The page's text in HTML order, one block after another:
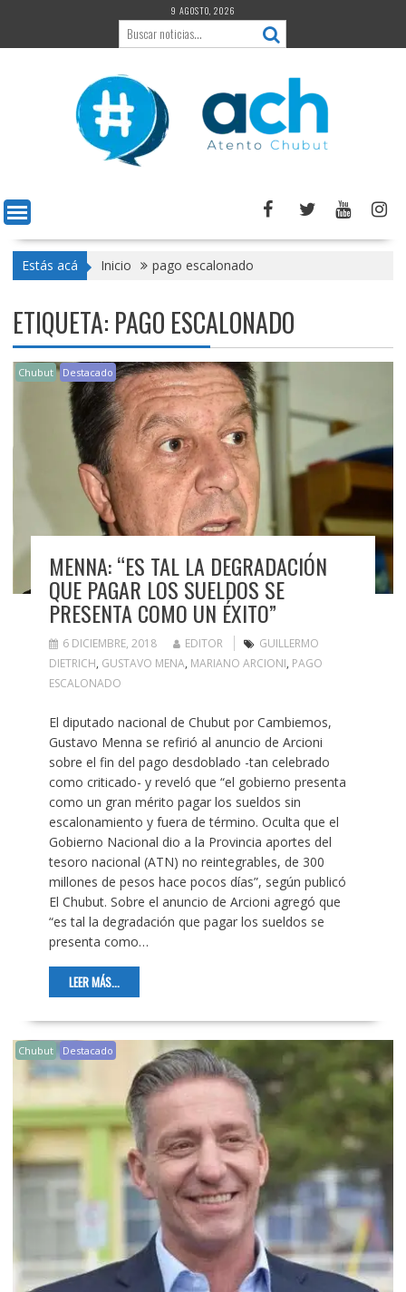
contenido
9 AGOSTO, 2026
Estás acá Inicio pago escalonado
ETIQUETA: PAGO ESCALONADO
Chubut Destacado
MENNA: “ES TAL LA DEGRADACIÓN
QUE PAGAR LOS SUELDOS SE
PRESENTA COMO UN ÉXITO”
6 DICIEMBRE, 2018 EDITOR
GUILLERMO
DIETRICH, GUSTAVO MENA, MARIANO ARCIONI, PAGO
ESCALONADO
El diputado nacional de Chubut por Cambiemos,
Gustavo Menna se refirió al anuncio de Arcioni
sobre el fin del pago desdoblado -tan celebrado
como criticado- y reveló que “el gobierno presenta
como un gran mérito pagar los sueldos sin
escalonamiento y fuera de término. Oculta que el
Gobierno Nacional dio a la Provincia aportes del
tesoro nacional (ATN) no reintegrables, de 300
millones de pesos hace pocos días”, según publicó
El Chubut. Sobre el anuncio de Arcioni agregó que
“es tal la degradación que pagar los sueldos se
presenta como…
LEER MÁS...
Chubut Destacado